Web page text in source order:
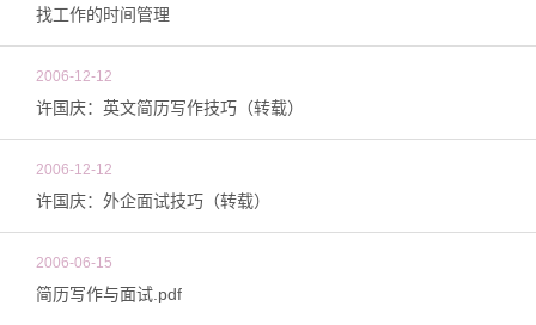
找工作的时间管理
2006-12-12
许国庆：英文简历写作技巧（转载）
2006-12-12
许国庆：外企面试技巧（转载）
2006-06-15
简历写作与面试.pdf